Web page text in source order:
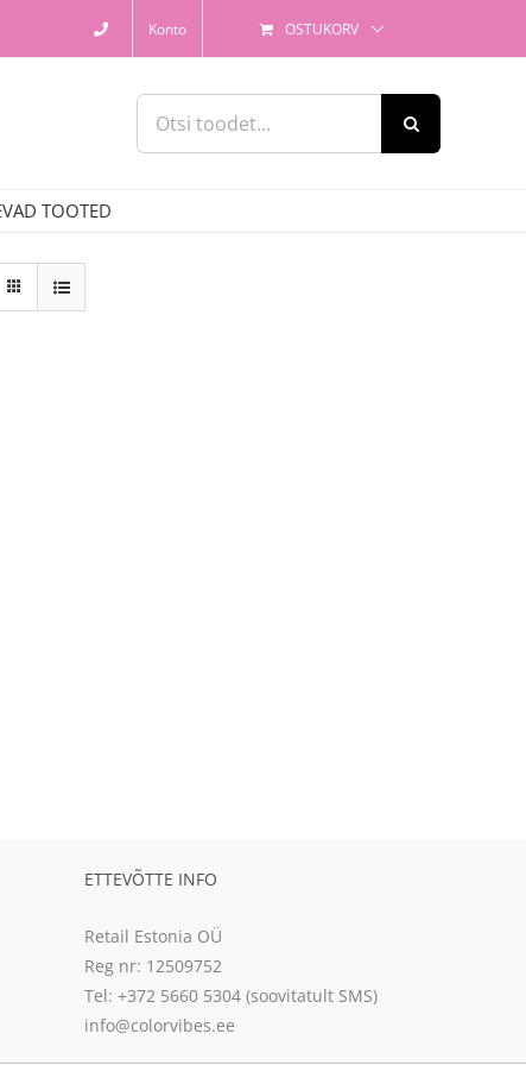
Konto OSTUKORV
for:
TOOTED
ETTEVÕTTE INFO
Retail Estonia OÜ
Reg nr: 12509752
Tel: +372 5660 5304 (soovitatult SMS)
info@colorvibes.ee